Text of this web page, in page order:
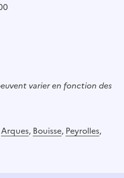
varier en fonction des
Arques, Bouisse, Peyrolles,